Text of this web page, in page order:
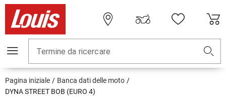
Termine da ricercare
Pagina iniziale
Banca dati delle moto
DYNA STREET BOB (EURO 4)